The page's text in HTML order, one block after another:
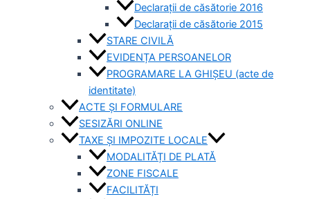
Declarații de căsătorie 2016
Declarații de căsătorie 2015
STARE CIVILĂ
EVIDENȚA PERSOANELOR
PROGRAMARE LA GHIȘEU (acte de
identitate)
ACTE ȘI FORMULARE
SESIZĂRI ONLINE
TAXE ȘI IMPOZITE LOCALE
MODALITĂȚI DE PLATĂ
ZONE FISCALE
FACILITĂȚI